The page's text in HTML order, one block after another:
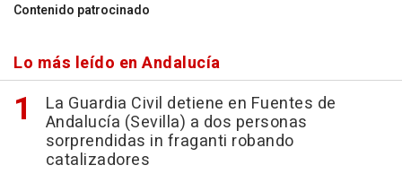
Contenido patrocinado
Lo más leído en Andalucía
La Guardia Civil detiene en Fuentes de
Andalucía (Sevilla) a dos personas
sorprendidas in fraganti robando
catalizadores